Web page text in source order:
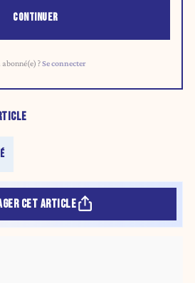
CONTINUER
abonné(e) ?Se connecter
CET ARTICLE